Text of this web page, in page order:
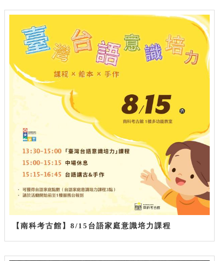
【南科考古館】8/15台語家庭意識培力課程